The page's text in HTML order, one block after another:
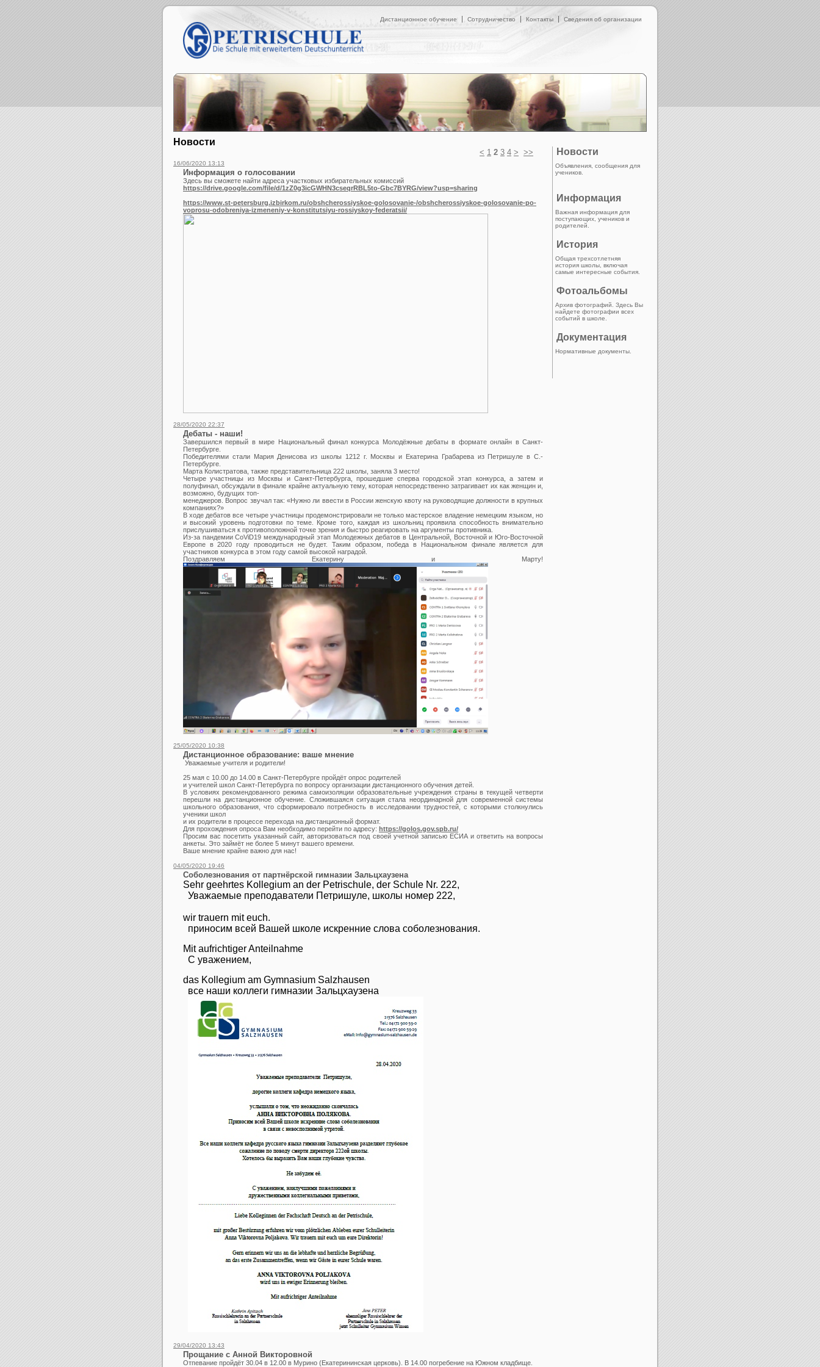
Дистанционное обучение Сотрудничество Контакты Сведения об организации
Новости
Объявления, сообщения для
учеников.
Информация
Важная информация для
поступающих, учеников и
родителей.
История
Общая трехсотлетняя
история школы, включая
самые интересные события.
Фотоальбомы
Архив фотографий. Здесь Вы
найдете фотографии всех
событий в школе.
Документация
Нормативные документы.
Новости
< 1 2 3 4 > >>
16/06/2020 13:13
Информация о голосовании
Здесь вы сможете найти адреса участковых избирательных комиссий
https://drive.google.com/file/d/1zZ0g3icGWHN3cseqrRBL5to-Gbc7BYRG/view?usp=sharing
https://www.st-petersburg.izbirkom.ru/obshcherossiyskoe-golosovanie-/obshcherossiyskoe-golosovanie-po-
voprosu-odobreniya-izmeneniy-v-konstitutsiyu-rossiyskoy-federatsii/
28/05/2020 22:37
Дебаты - наши!
Завершился первый в мире Национальный финал конкурса Молодёжные дебаты в формате онлайн в Санкт-
Петербурге.
Победителями стали Мария Денисова из школы 1212 г. Москвы и Екатерина Грабарева из Петришуле в С.-
Петербурге.
Марта Колистратова, также представительница 222 школы, заняла 3 место!
Четыре участницы из Москвы и Санкт-Петербурга, прошедшие сперва городской этап конкурса, а затем и
полуфинал, обсуждали в финале крайне актуальную тему, которая непосредственно затрагивает их как женщин и,
возможно, будущих топ-
менеджеров. Вопрос звучал так: «Нужно ли ввести в России женскую квоту на руководящие должности в крупных
компаниях?»
В ходе дебатов все четыре участницы продемонстрировали не только мастерское владение немецким языком, но
и высокий уровень подготовки по теме. Кроме того, каждая из школьниц проявила способность внимательно
прислушиваться к противоположной точке зрения и быстро реагировать на аргументы противника.
Из-за пандемии CoViD19 международный этап Молодежных дебатов в Центральной, Восточной и Юго-Восточной
Европе в 2020 году проводиться не будет. Таким образом, победа в Национальном финале является для
участников конкурса в этом году самой высокой наградой.
Поздравляем Екатерину и Марту!
25/05/2020 10:38
Дистанционное образование: ваше мнение
Уважаемые учителя и родители!
25 мая с 10.00 до 14.00 в Санкт-Петербурге пройдёт опрос родителей
и учителей школ Санкт-Петербурга по вопросу организации дистанционного обучения детей.
В условиях рекомендованного режима самоизоляции образовательные учреждения страны в текущей четверти
перешли на дистанционное обучение. Сложившаяся ситуация стала неординарной для современной системы
школьного образования, что сформировало потребность в исследовании трудностей, с которыми столкнулись
ученики школ
и их родители в процессе перехода на дистанционный формат.
Для прохождения опроса Вам необходимо перейти по адресу: https://golos.gov.spb.ru/
Просим вас посетить указанный сайт, авторизоваться под своей учетной записью ЕСИА и ответить на вопросы
анкеты. Это займёт не более 5 минут вашего времени.
Ваше мнение крайне важно для нас!
04/05/2020 19:46
Соболезнования от партнёрской гимназии Зальцхаузена
Sehr geehrtes Kollegium an der Petrischule, der Schule Nr. 222,
Уважаемые преподаватели Петришуле, школы номер 222,
wir trauern mit euch.
приносим всей Вашей школе искренние слова соболезнования.
Mit aufrichtiger Anteilnahme
С уважением,
das Kollegium am Gymnasium Salzhausen
все наши коллеги гимназии Зальцхаузена
29/04/2020 13:43
Прощание с Анной Викторовной
Отпевание пройдёт 30.04 в 12.00 в Мурино (Екатерининская церковь). В 14.00 погребение на Южном кладбище.